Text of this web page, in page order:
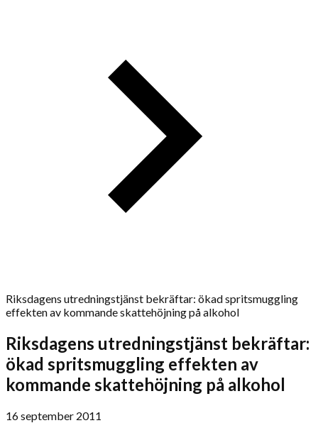
Riksdagens utredningstjänst bekräftar: ökad spritsmuggling
effekten av kommande skattehöjning på alkohol
Riksdagens utredningstjänst bekräftar:
ökad spritsmuggling effekten av
kommande skattehöjning på alkohol
16 september 2011